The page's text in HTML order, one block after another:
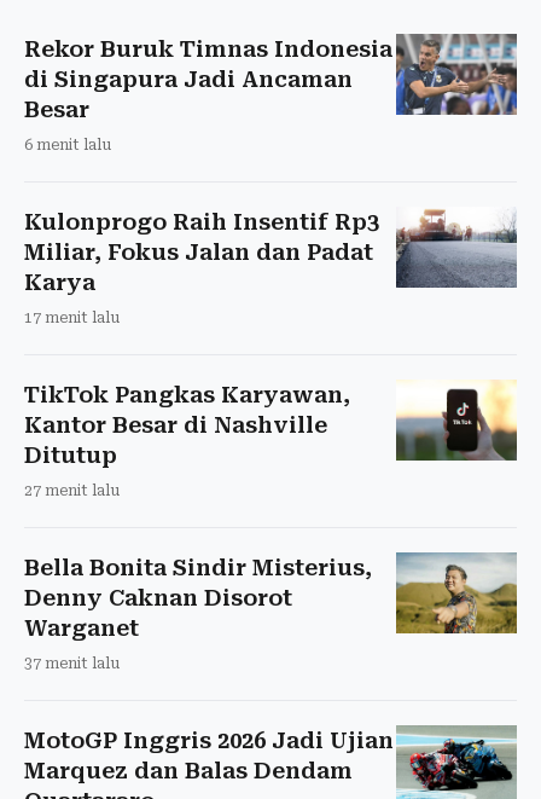
Rekor Buruk Timnas Indonesia
di Singapura Jadi Ancaman
Besar
6 menit lalu
Kulonprogo Raih Insentif Rp3
Miliar, Fokus Jalan dan Padat
Karya
17 menit lalu
TikTok Pangkas Karyawan,
Kantor Besar di Nashville
Ditutup
27 menit lalu
Bella Bonita Sindir Misterius,
Denny Caknan Disorot
Warganet
37 menit lalu
MotoGP Inggris 2026 Jadi Ujian
Marquez dan Balas Dendam